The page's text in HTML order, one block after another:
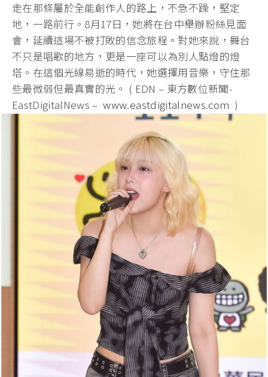
走在那條屬於全能創作人的路上，不急不躁，堅定
地，一路前行。8月17日，她將在台中舉辦粉絲見面
會，延續這場不被打敗的信念旅程。對她來說，舞台
不只是唱歌的地方，更是一座可以為別人點燈的燈
塔。在這個光線易逝的時代，她選擇用音樂，守住那
些最微弱但最真實的光。 ( EDN – 東方數位新聞-
EastDigitalNews –www.eastdigitalnews.com )